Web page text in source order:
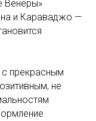
Венеры»
и Караваджо —
прекрасным
не